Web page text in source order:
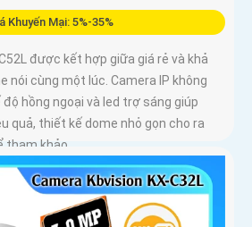
Khuyến Mại: 5%-35%
được kết hợp giữa giá rẻ và khả
nói cùng một lúc. Camera IP không
hồng ngoại và led trợ sáng giúp
quả, thiết kế dome nhỏ gọn cho ra
tham khảo